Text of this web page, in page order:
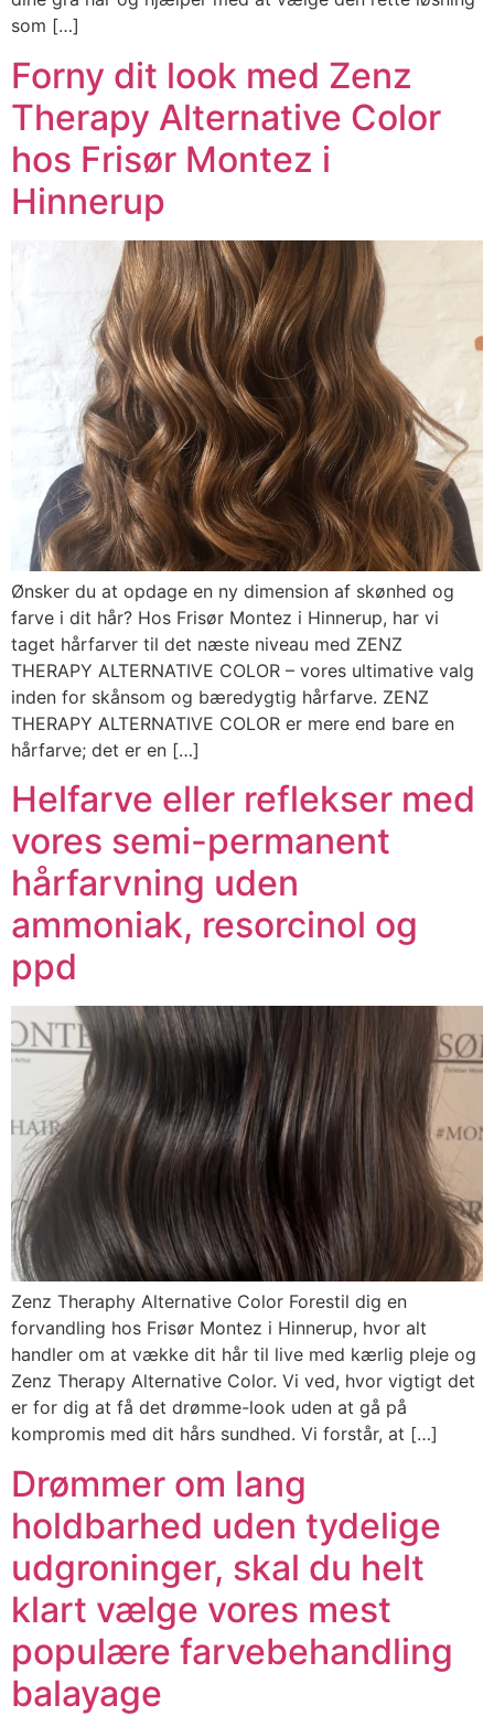
som […]
Forny dit look med Zenz
Therapy Alternative Color
hos Frisør Montez i
Hinnerup
Ønsker du at opdage en ny dimension af skønhed og
farve i dit hår? Hos Frisør Montez i Hinnerup, har vi
taget hårfarver til det næste niveau med ZENZ
THERAPY ALTERNATIVE COLOR – vores ultimative valg
inden for skånsom og bæredygtig hårfarve. ZENZ
THERAPY ALTERNATIVE COLOR er mere end bare en
hårfarve; det er en […]
Helfarve eller reflekser med
vores semi-permanent
hårfarvning uden
ammoniak, resorcinol og
ppd
Zenz Theraphy Alternative Color Forestil dig en
forvandling hos Frisør Montez i Hinnerup, hvor alt
handler om at vække dit hår til live med kærlig pleje og
Zenz Therapy Alternative Color. Vi ved, hvor vigtigt det
er for dig at få det drømme-look uden at gå på
kompromis med dit hårs sundhed. Vi forstår, at […]
Drømmer om lang
holdbarhed uden tydelige
udgroninger, skal du helt
klart vælge vores mest
populære farvebehandling
balayage